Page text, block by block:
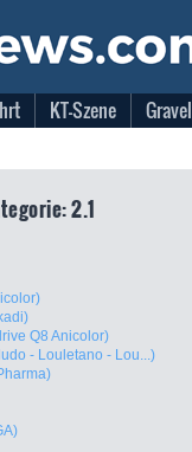
KT-Szene Gravel
2.1
Q8 Anicolor)
- Louletano - Lou...)